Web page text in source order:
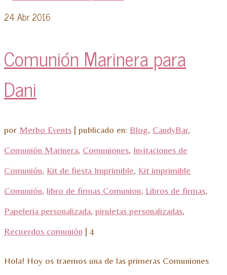
24 Abr 2016
Comunión Marinera para
Dani
por Merbo Events | publicado en: Blog, CandyBar,
Comunión Marinera, Comuniones, Invitaciones de
Comunión, Kit de fiesta Imprimible, Kit imprimible
Comunión, libro de firmas Comunion, Libros de firmas,
Papeleria personalizada, piruletas personalizadas,
Recuerdos comunión | 4
Hola! Hoy os traemos una de las primeras Comuniones